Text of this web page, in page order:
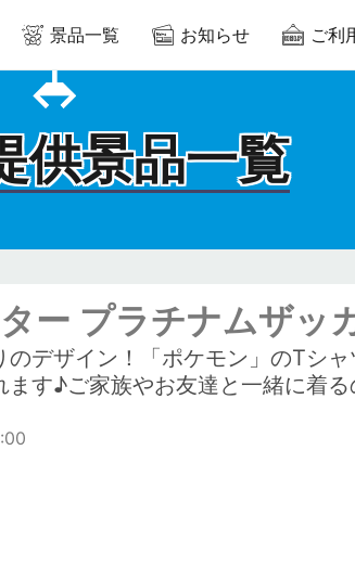
景品一覧 お知らせ ご利
供景品一覧
ー プラチナムザッ
のデザイン！「ポケモン」のTシ
す♪ご家族やお友達と一緒に着る